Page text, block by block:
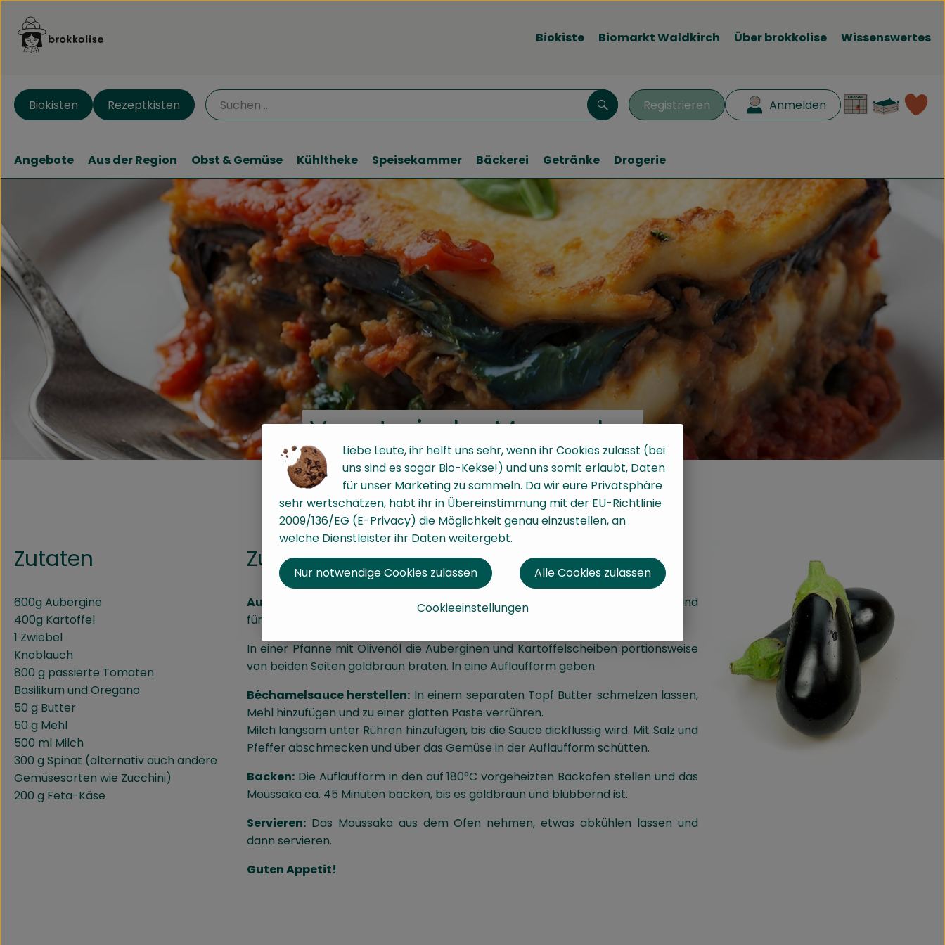
Biokiste Biomarkt Waldkirch Über brokkolise Wissenswertes
Registrieren Anmelden
Suchen
Biokisten Rezeptkisten
Angebote Aus der Region Obst & Gemüse Kühltheke Speisekammer Bäckerei Getränke Drogerie
Vegetarische Moussaka
Zutaten
600g Aubergine
400g Kartoffel
1 Zwiebel
Knoblauch
800 g passierte Tomaten
Basilikum und Oregano
50 g Butter
50 g Mehl
500 ml Milch
300 g Spinat (alternativ auch andere
Gemüsesorten wie Zucchini)
200 g Feta-Käse
Zubereitung
Auberginen und Kartoffeln vorbereiten:Auberginenscheiben leicht salzen und
für ca. 30 Minuten ruhen lassen, dann abtupfen.
In einer Pfanne mit Olivenöl die Auberginen und Kartoffelscheiben portionsweise
von beiden Seiten goldbraun braten. In eine Auflaufform geben.
Béchamelsauce herstellen: In einem separaten Topf Butter schmelzen lassen,
Mehl hinzufügen und zu einer glatten Paste verrühren.
Milch langsam unter Rühren hinzufügen, bis die Sauce dickflüssig wird. Mit Salz und
Pfeffer abschmecken und über das Gemüse in der Auflaufform schütten.
Backen: Die Auflaufform in den auf 180°C vorgeheizten Backofen stellen und das
Moussaka ca. 45 Minuten backen, bis es goldbraun und blubbernd ist.
Servieren: Das Moussaka aus dem Ofen nehmen, etwas abkühlen lassen und
dann servieren.
Guten Appetit!
Liebe Leute, ihr helft uns sehr, wenn ihr Cookies zulasst (bei
uns sind es sogar Bio-Kekse!) und uns somit erlaubt, Daten
für unser Marketing zu sammeln. Da wir eure Privatsphäre
sehr wertschätzen, habt ihr in Übereinstimmung mit der EU-Richtlinie
2009/136/EG (E-Privacy) die Möglichkeit genau einzustellen, an
welche Dienstleister ihr Daten weitergebt.
Cookieeinstellungen
Nur notwendige Cookies zulassen Alle Cookies zulassen